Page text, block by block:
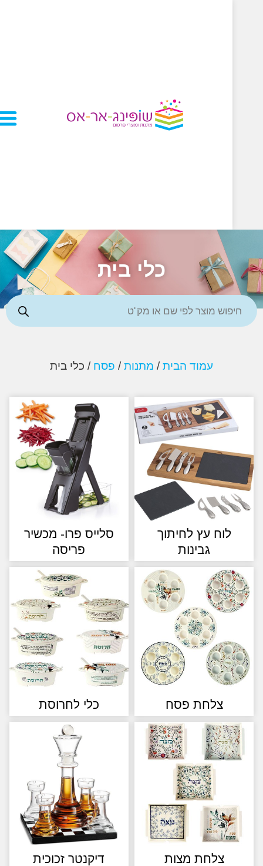
כלי בית
עמוד הבית/מתנות /פסח/ כלי בית
לוח עץ לחיתוך
גבינות
סלייס פרו- מכשיר
פריסה
צלחת פסח כלי לחרוסת
צלחת מצות
דיקנטר זכוכית